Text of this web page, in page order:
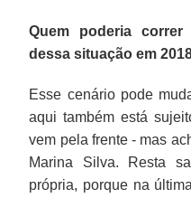
Quem poderia
dessa situação em
Esse cenário pode
aqui também está
vem pela frente - mas
Marina Silva. Resta
própria, porque na